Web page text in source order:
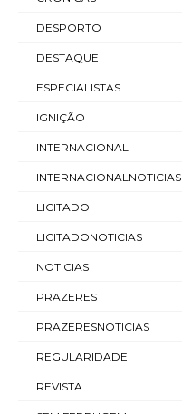
DESPORTO
DESTAQUE
ESPECIALISTAS
IGNIÇÃO
INTERNACIONAL
INTERNACIONALNOTICIAS
LICITADO
LICITADONOTICIAS
NOTICIAS
PRAZERES
PRAZERESNOTICIAS
REGULARIDADE
REVISTA